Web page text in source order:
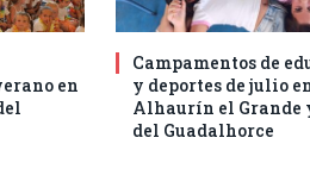
en
Campamentos de
y deportes de julio
Alhaurín el
del Guadalhorce